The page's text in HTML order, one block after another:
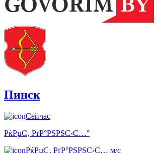
Пинск
Сейчас
РќРµС‚ РґР°РЅРЅС‹С…°
РќРµС‚ РґР°РЅРЅС‹С… м/с